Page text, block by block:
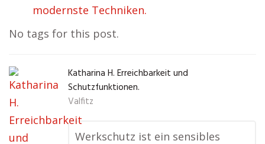
modernste Techniken.
No tags for this post.
Katharina H. Erreichbarkeit und
Schutzfunktionen.
Valfitz
Werkschutz ist ein sensibles